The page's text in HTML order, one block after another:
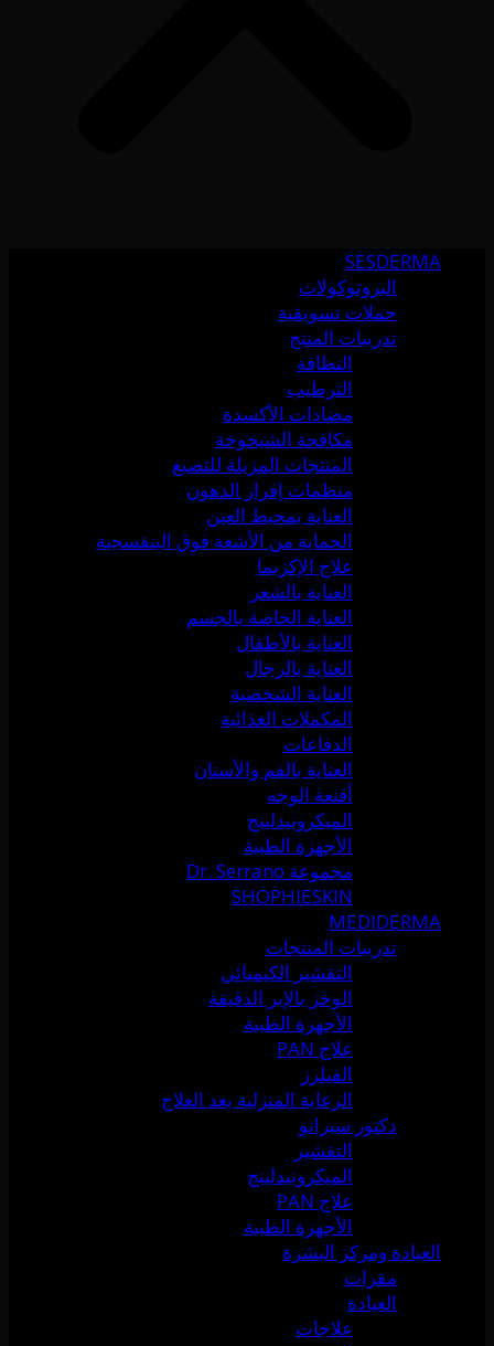
SESDERMA
البروتوكولات
حملات تسويقية
تدريبات المنتج
النظافة
الترطيب
مضادات الأكسدة
مكافحة الشيخوخة
المنتجات المزيلة للتصبغ
منظمات إفراز الدهون
العناية بمحيط العين
الحماية من الأشعة فوق البنفسجية
علاج الإكزيما
العناية بالشعر
العناية الخاصة بالجسم
العناية بالأطفال
العناية بالرجال
العناية الشخصية
المكملات الغذائية
الدفاعات
العناية بالفم والأسنان
أقنعة الوجه
الميكرونيدلينج
الأجهزة الطبية
مجموعة Dr. Serrano
SHOPHIESKIN
MEDIDERMA
تدريبات المنتجات
التقشير الكيميائي
الوخز بالإبر الدقيقة
الأجهزة الطبية
علاج PAN
الفيلرز
الرعاية المنزلية بعد العلاج
دكتور سيرانو
التقشير
الميكرونيدلينج
علاج PAN
الأجهزة الطبية
العيادة ومركز البشرة
مقرات
العيادة
علاجات